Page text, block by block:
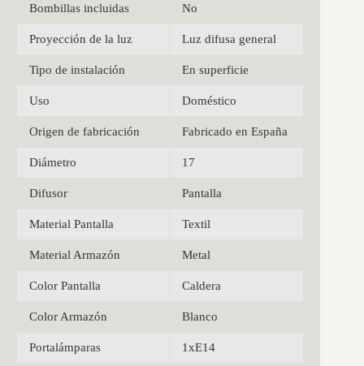
Bombillas incluidas No
Proyección de la luz Luz difusa general
Tipo de instalación En superficie
Uso Doméstico
Origen de fabricación Fabricado en España
Diámetro 17
Difusor Pantalla
Material Pantalla Textil
Material Armazón Metal
Color Pantalla Caldera
Color Armazón Blanco
Portalámparas 1xE14